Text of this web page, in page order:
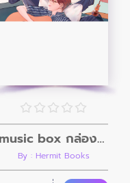
music box กล่องดนตรี
By : Hermit Books